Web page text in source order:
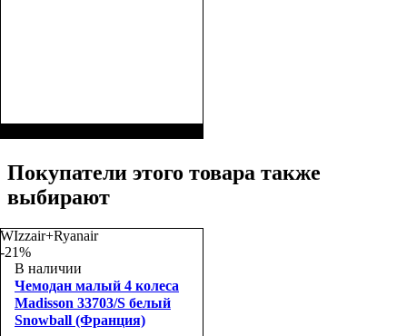
Покупатели этого товара также
выбирают
WIzzair+Ryanair
-21%
В наличии
Чемодан малый 4 колеса
Madisson 33703/S белый
Snowball (Франция)